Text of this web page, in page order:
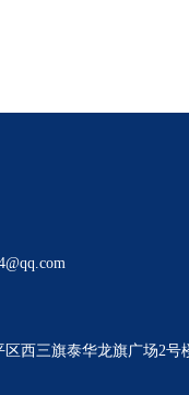
西三旗泰华龙旗广场2号